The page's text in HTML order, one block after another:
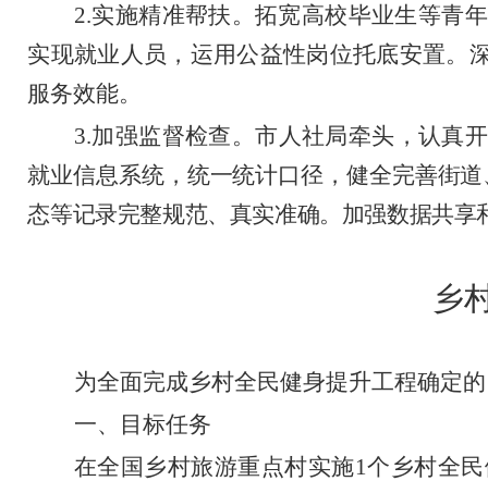
2.实施精准帮扶。拓宽高校毕业生等青
实现就业人员，运用公益性岗位托底安置。
服务效能。
3.加强监督检查。市人社局牵头，认真
就业信息系统，统一统计口径，健全完善街
态等记录完整规范、真实准确。加强数据共
乡
为全面完成乡村全民健身提升工程确定
一、目标任务
在全国乡村旅游重点村实施1个乡村全